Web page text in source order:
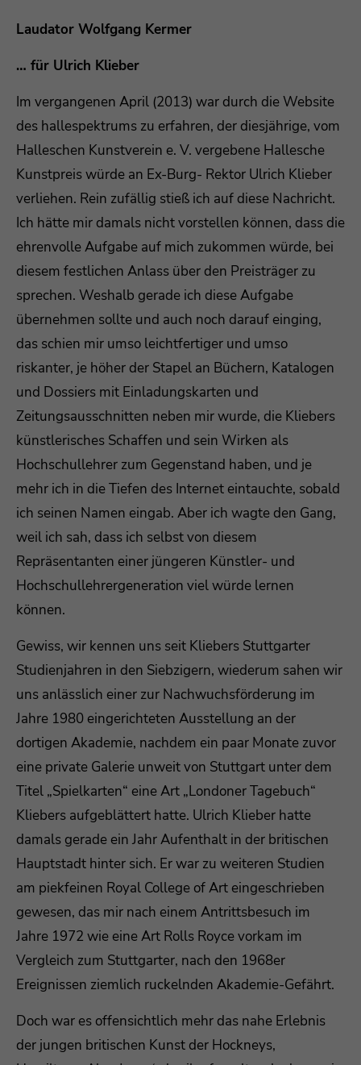
Laudator Wolfgang Kermer
… für Ulrich Klieber
Im vergangenen April (2013) war durch die Website
des hallespektrums zu erfahren, der diesjährige, vom
Halleschen Kunstverein e. V. vergebene Hallesche
Kunstpreis würde an Ex-Burg- Rektor Ulrich Klieber
verliehen. Rein zufällig stieß ich auf diese Nachricht.
Ich hätte mir damals nicht vorstellen können, dass die
ehrenvolle Aufgabe auf mich zukommen würde, bei
diesem festlichen Anlass über den Preisträger zu
sprechen. Weshalb gerade ich diese Aufgabe
übernehmen sollte und auch noch darauf einging,
das schien mir umso leichtfertiger und umso
riskanter, je höher der Stapel an Büchern, Katalogen
und Dossiers mit Einladungskarten und
Zeitungsausschnitten neben mir wurde, die Kliebers
künstlerisches Schaffen und sein Wirken als
Hochschullehrer zum Gegenstand haben, und je
mehr ich in die Tiefen des Internet eintauchte, sobald
ich seinen Namen eingab. Aber ich wagte den Gang,
weil ich sah, dass ich selbst von diesem
Repräsentanten einer jüngeren Künstler- und
Hochschullehrergeneration viel würde lernen
können.
Gewiss, wir kennen uns seit Kliebers Stuttgarter
Studienjahren in den Siebzigern, wiederum sahen wir
uns anlässlich einer zur Nachwuchsförderung im
Jahre 1980 eingerichteten Ausstellung an der
dortigen Akademie, nachdem ein paar Monate zuvor
eine private Galerie unweit von Stuttgart unter dem
Titel „Spielkarten“ eine Art „Londoner Tagebuch“
Kliebers aufgeblättert hatte. Ulrich Klieber hatte
damals gerade ein Jahr Aufenthalt in der britischen
Hauptstadt hinter sich. Er war zu weiteren Studien
am piekfeinen Royal College of Art eingeschrieben
gewesen, das mir nach einem Antrittsbesuch im
Jahre 1972 wie eine Art Rolls Royce vorkam im
Vergleich zum Stuttgarter, nach den 1968er
Ereignissen ziemlich ruckelnden Akademie-Gefährt.
Doch war es offensichtlich mehr das nahe Erlebnis
der jungen britischen Kunst der Hockneys,